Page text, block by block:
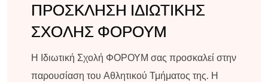
ΠΡΟΣΚΛΗΣΗ ΙΔΙΩΤΙΚΗΣ
ΣΧΟΛΗΣ ΦΟΡΟΥΜ
Η Ιδιωτική Σχολή ΦΟΡΟΥΜ σας προσκαλεί στην
παρουσίαση του Αθλητικού Τμήματος της. Η